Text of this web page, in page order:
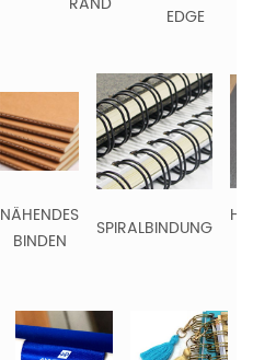
EDGE
NÄHENDES
BINDEN
SPIRALBINDUNG